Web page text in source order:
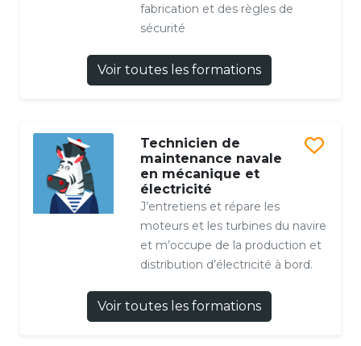
fabrication et des règles de
sécurité
Voir toutes les formations
Technicien de
maintenance navale
en mécanique et
électricité
J’entretiens et répare les
moteurs et les turbines du navire
et m’occupe de la production et
distribution d’électricité à bord.
Voir toutes les formations